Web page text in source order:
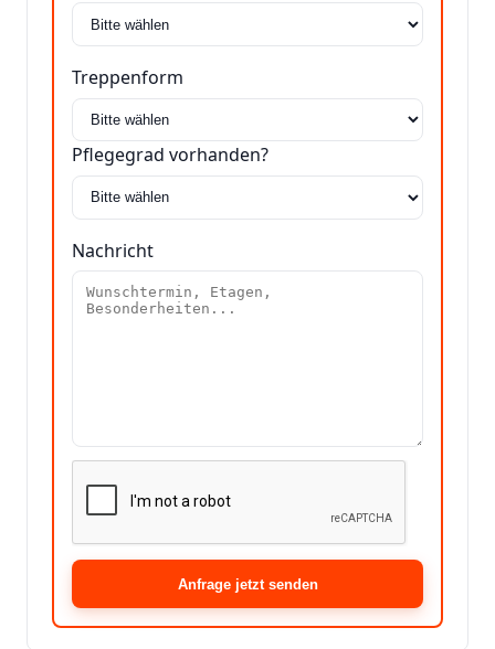
Treppenform
Pflegegrad vorhanden?
Nachricht
Anfrage jetzt senden